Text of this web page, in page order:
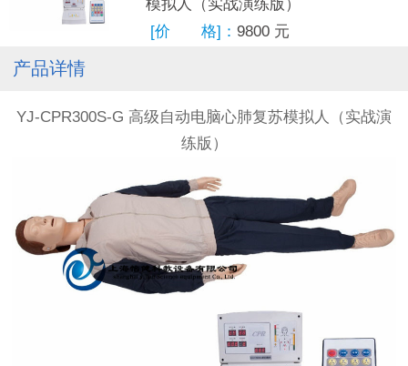
模拟人（实战演练版）
[价 格]： 9800元
产品详情
YJ-CPR300S-G 高级自动电脑心肺复苏模拟人（实战演
练版）